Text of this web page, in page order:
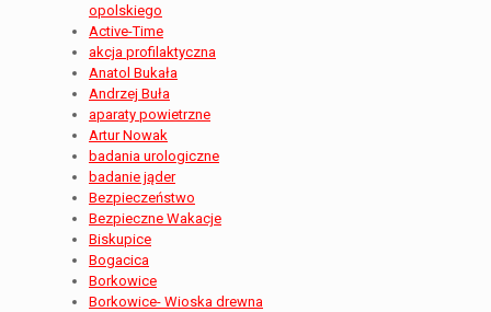
opolskiego
Active-Time
akcja profilaktyczna
Anatol Bukała
Andrzej Buła
aparaty powietrzne
Artur Nowak
badania urologiczne
badanie jąder
Bezpieczeństwo
Bezpieczne Wakacje
Biskupice
Bogacica
Borkowice
Borkowice- Wioska drewna